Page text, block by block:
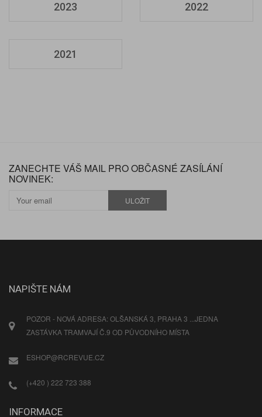
2023 2022
2021
ZANECHTE VÁŠ MAIL PRO OBČASNÉ ZASÍLÁNÍ
NOVINEK:
ULOŽIT
NAPIŠTE NÁM
POZOR - NOVÁ ADRESA: OLŠANSKÁ 3, PRAHA 3 ...JEDNA
ZASTÁVKA TRAMVAJÍ Č.9 OD PŮVODNÍHO MÍSTA
ESHOP@RCREVUE.CZ
(+420 ) 222 723 388
INFORMACE